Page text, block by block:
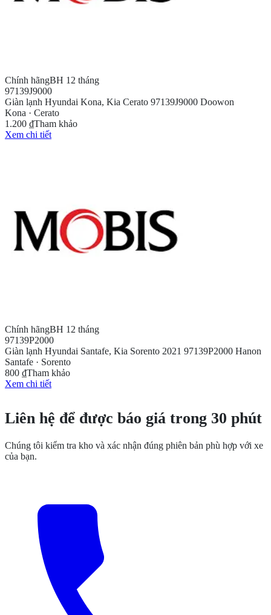
Chính hãngBH 12 tháng
97139J9000
Giàn lạnh Hyundai Kona, Kia Cerato 97139J9000 Doowon
Kona · Cerato
1.200 ₫Tham khảo
Xem chi tiết
Chính hãngBH 12 tháng
97139P2000
Giàn lạnh Hyundai Santafe, Kia Sorento 2021 97139P2000 Hanon
Santafe · Sorento
800 ₫Tham khảo
Xem chi tiết
Liên hệ để được báo giá trong 30 phút
Chúng tôi kiểm tra kho và xác nhận đúng phiên bản phù hợp với xe
của bạn.